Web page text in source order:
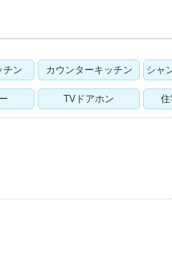
チン カウンターキッチン シャ
TVドアホン